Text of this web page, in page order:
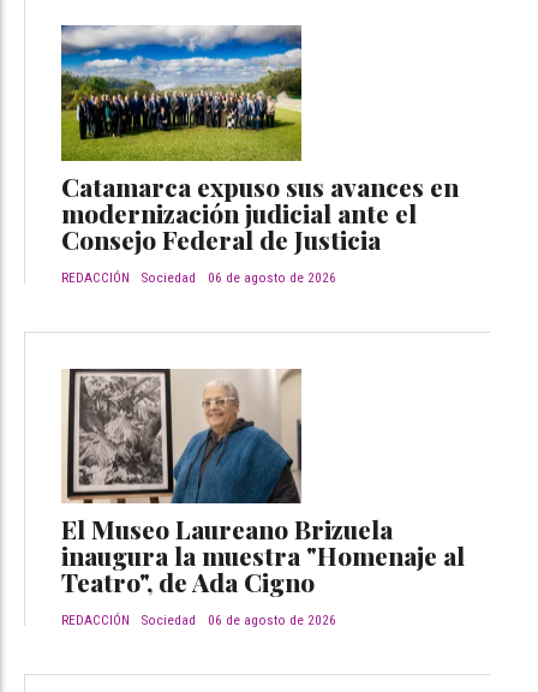
Catamarca expuso sus avances en
modernización judicial ante el
Consejo Federal de Justicia
REDACCIÓN Sociedad 06 de agosto de 2026
El Museo Laureano Brizuela
inaugura la muestra "Homenaje al
Teatro", de Ada Cigno
REDACCIÓN Sociedad 06 de agosto de 2026